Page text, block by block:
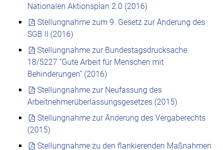
Nationalen Aktionsplan 2.0 (2016)
Stellungnahme zum 9. Gesetz zur Änderung des
SGB II (2016)
Stellungnahme zur Bundestagsdrucksache
18/5227 “Gute Arbeit für Menschen mit
Behinderungen” (2016)
Stellungnahme zur Neufassung des
Arbeitnehmerüberlassungsgesetzes (2015)
Stellungnahme zur Änderung des Vergaberechts
(2015)
Stellungnahme zu den flankierenden Maßnahmen